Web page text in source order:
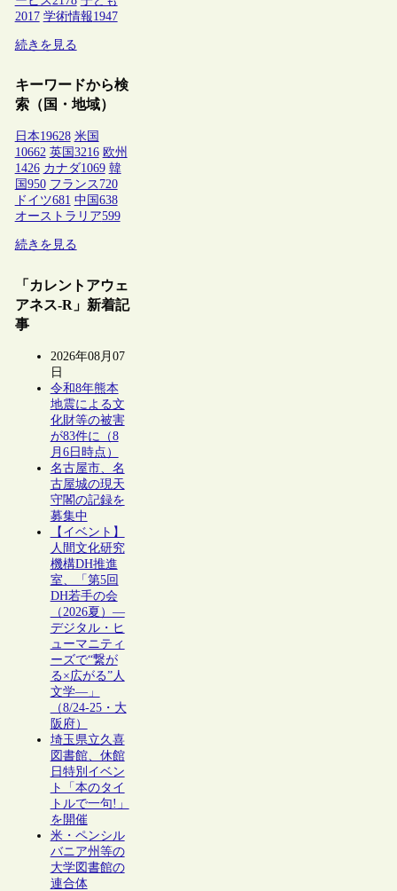
2017 学術情報1947
続きを見る
キーワードから検
索（国・地域）
日本19628 米国
10662 英国 3216 欧州
1426 カナダ1069 韓
国 950 フランス 720
ドイツ681 中国 638
オーストラリア599
続きを見る
「カレントアウェ
アネス-R」新着記
事
2026年08月07
日
令和8年熊本
地震による文
化財等の被害
が83件に（8
月6日時点）
名古屋市、名
古屋城の現天
守閣の記録を
募集中
【イベント】
人間文化研究
機構DH推進
室、「第5回
DH若手の会
（2026夏）―
デジタル・ヒ
ューマニティ
ーズで“繋が
る×広がる”人
文学―」
（8/24-25・大
阪府）
埼玉県立久喜
図書館、休館
日特別イベン
ト「本のタイ
トルで一句!」
を開催
米・ペンシル
バニア州等の
大学図書館の
連合体